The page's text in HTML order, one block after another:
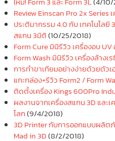
Review Einscan Pro 2x Series
ประติมากรรม 4.0 กับ เทคโนโล
สแกน 3มิติ(10/25/2018)
Form Cure มินิรีวิว เครื่องอบ
Form Wash มินิรีวิว เครื่องล้างเ
การทำขาเทียมอย่างง่ายด้วยตัวเ
แกะกล่อง+รีวิว Form2 / Form
ติดตั้งเครื่อง Kings 600Pro
ผลงานจากเครื่องสแกน 3D แล
โลก(9/4/2018)
3D Printer กับการออกแบบผลิ
Mad in 3D(8/2/2018)